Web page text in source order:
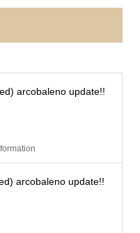
arcobaleno update!!
arcobaleno update!!